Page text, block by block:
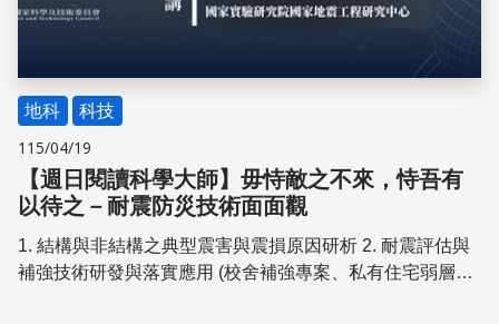
地科 科技
115/04/19
【週日閱讀科學大師】毋恃敵之不來，恃吾有
以待之－耐震防災技術面面觀
1. 結構與非結構之典型震害與震損原因研析 2. 耐震評估與
補強技術研發與落實應用 (校舍補強專案、私有住宅弱層補